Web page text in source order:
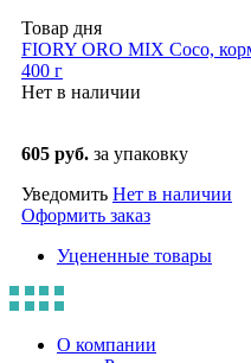
Товар дня
FIORY ORO MIX Coco,
400 г
Нет в наличии
605 руб. за упаковку
Уведомить Нет в наличии
Оформить заказ
Уцененные товары
О компании